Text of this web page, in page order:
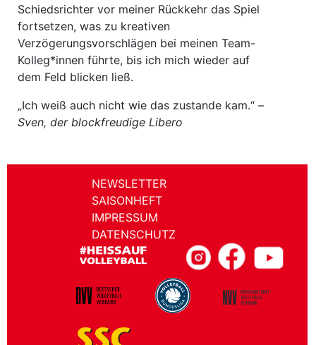
Schiedsrichter vor meiner Rückkehr das Spiel
fortsetzen, was zu kreativen
Verzögerungsvorschlägen bei meinen Team-
Kolleg*innen führte, bis ich mich wieder auf
dem Feld blicken ließ.
„Ich weiß auch nicht wie das zustande kam.“ –
Sven, der blockfreudige Libero
NEWSLETTER
SAISONHEFT
IMPRESSUM
DATENSCHUTZ